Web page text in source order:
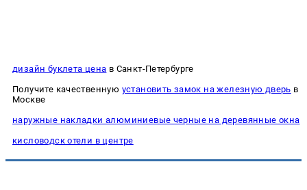
дизайн буклета цена в Санкт-Петербурге
Получите качественную установить замок на железную дверь в
Москве
наружные накладки алюминиевые черные на деревянные окна
кисловодск отели в центре